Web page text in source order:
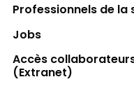
Professionnels de la
Jobs
Accès
(Extranet)